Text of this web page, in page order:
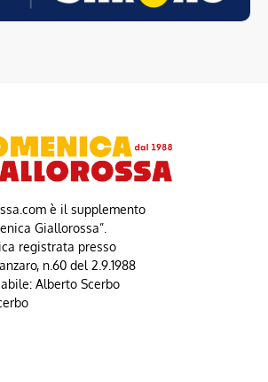
è il supplemento
Giallorossa”.
registrata presso
n.60 del 2.9.1988
Alberto Scerbo